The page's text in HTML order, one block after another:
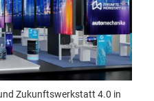
Zukunftswerkstatt 4.0 in